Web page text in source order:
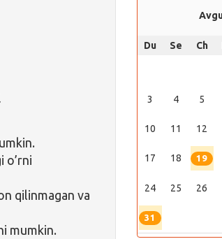
o’rni
qilinmagan va
mumkin.
Du Se Ch
3 4 5
10 11 12
17 18 19
24 25 26
31